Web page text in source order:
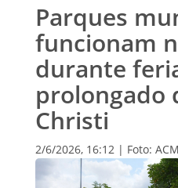
Parques
funcionam
durante
prolongado
Christi
2/6/2026, 16:12 | Foto: ACM